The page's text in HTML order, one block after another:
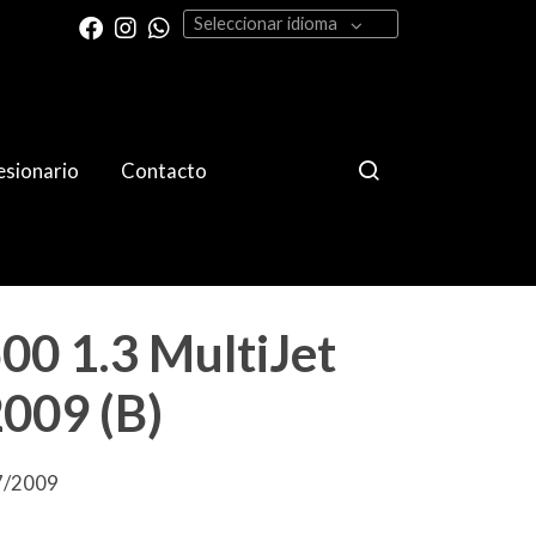
Seleccionar idioma
Contacto
1.3 MultiJet
(B)
2009